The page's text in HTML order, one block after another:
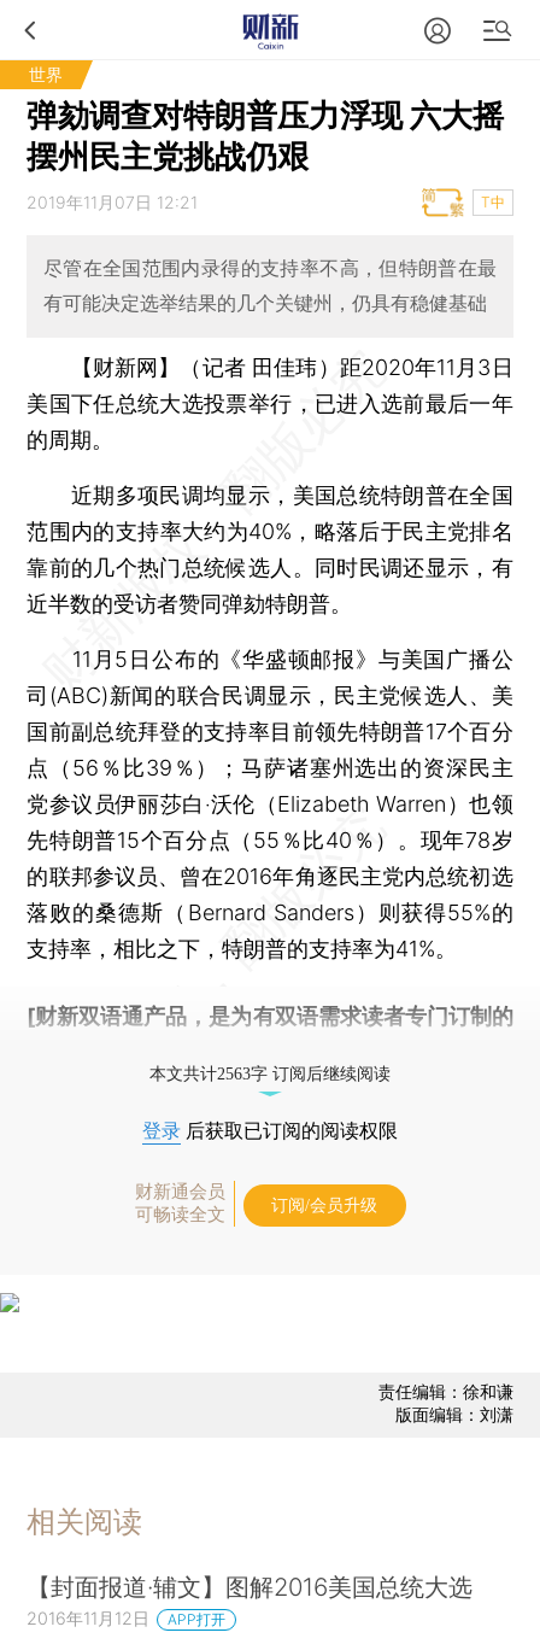
世界
弹劾调查对特朗普压力浮现 六大摇
摆州民主党挑战仍艰
2019年11月07日 12:21 T中
尽管在全国范围内录得的支持率不高，但特朗普在最
有可能决定选举结果的几个关键州，仍具有稳健基础
【财新网】（记者 田佳玮） 距2020年11月3日
美国下任总统大选投票举行，已进入选前最后一年
的周期。
近期多项民调均显示，美国总统特朗普在全国
范围内的支持率大约为40%，略落后于民主党排名
靠前的几个热门总统候选人。同时民调还显示，有
近半数的受访者赞同弹劾特朗普。
11月5日公布的《华盛顿邮报》与美国广播公
司(ABC)新闻的联合民调显示，民主党候选人、美
国前副总统拜登的支持率目前领先特朗普17个百分
点（56％比39％）；马萨诸塞州选出的资深民主
党参议员伊丽莎白‧沃伦（Elizabeth Warren）也领
先特朗普15个百分点（55％比40％）。现年78岁
的联邦参议员、曾在2016年角逐民主党内总统初选
落败的桑德斯（Bernard Sanders）则获得55%的
支持率，相比之下，特朗普的支持率为41%。
[财新双语通产品，是为有双语需求读者专门订制的
本文共计2563字 订阅后继续阅读
登录 后获取已订阅的阅读权限
财新通会员
可畅读全文
订阅/会员升级
责任编辑：徐和谦
版面编辑：刘潇
相关阅读
【封面报道·辅文】图解2016美国总统大选
2016年11月12日 APP打开